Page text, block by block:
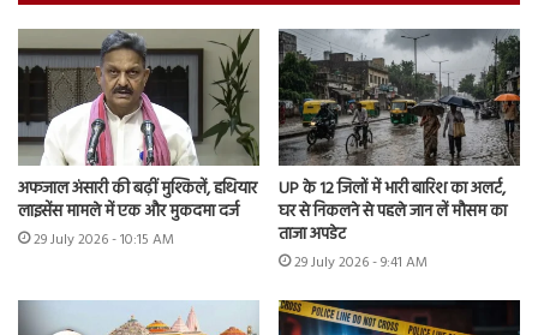
अफजाल अंसारी की बढ़ीं मुश्किलें, हथियार
लाइसेंस मामले में एक और मुकदमा दर्ज
29 July 2026 - 10:15 AM
UP के 12 जिलों में भारी बारिश का अलर्ट,
घर से निकलने से पहले जान लें मौसम का
ताजा अपडेट
29 July 2026 - 9:41 AM